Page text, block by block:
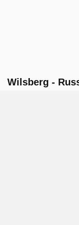
Wilsberg -